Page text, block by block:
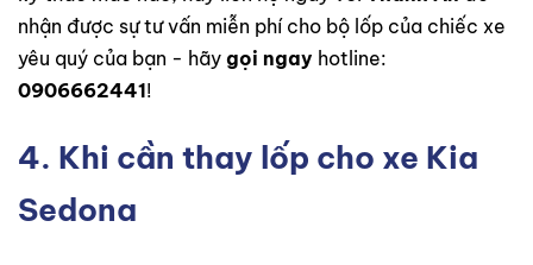
nhận được sự tư vấn miễn phí cho bộ lốp của chiếc xe
yêu quý của bạn - hãy gọi ngay hotline:
0906662441!
4. Khi cần thay lốp cho xe Kia
Sedona